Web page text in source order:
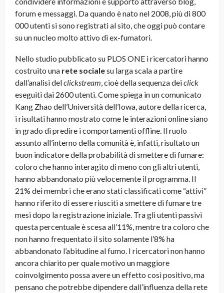
forum e messaggi. Da quando è nato nel 2008, più di 800
000 utenti si sono registrati al sito, che oggi può contare
su un nucleo molto attivo di ex-fumatori.
Nello studio pubblicato su PLOS ONE i ricercatori hanno
costruito una rete socialesu larga scala a partire
dall’analisi delclickstream, cioè della sequenza deiclick
eseguiti dai 2600 utenti. Come spiega in un comunicato
Kang Zhao dell’Università dell’Iowa, autore della ricerca,
i risultati hanno mostrato come le interazioni online siano
in grado di predire i comportamenti offline. Il ruolo
assunto all’interno della comunità è, infatti, risultato un
buon indicatore della probabilità di smettere di fumare:
coloro che hanno interagito di meno con gli altri utenti,
hanno abbandonato più velocemente il programma. Il
21% dei membri che erano stati classificati come “attivi”
hanno riferito di essere riusciti a smettere di fumare tre
mesi dopo la registrazione iniziale. Tra gli utenti passivi
questa percentuale è scesa all’11%, mentre tra coloro che
non hanno frequentato il sito solamente l’8% ha
abbandonato l’abitudine al fumo. I ricercatori non hanno
ancora chiarito per quale motivo un maggiore
coinvolgimento possa avere un effetto così positivo, ma
pensano che potrebbe dipendere dall’influenza della rete